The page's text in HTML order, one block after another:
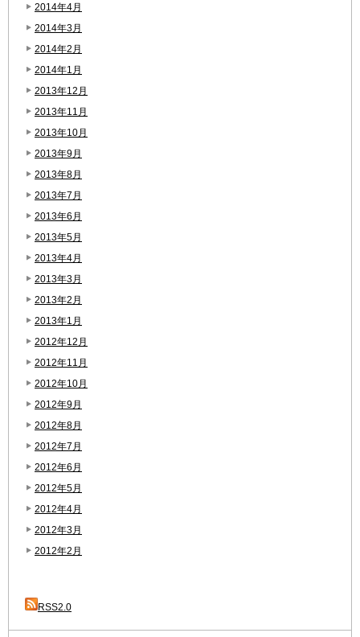
2014年4月
2014年3月
2014年2月
2014年1月
2013年12月
2013年11月
2013年10月
2013年9月
2013年8月
2013年7月
2013年6月
2013年5月
2013年4月
2013年3月
2013年2月
2013年1月
2012年12月
2012年11月
2012年10月
2012年9月
2012年8月
2012年7月
2012年6月
2012年5月
2012年4月
2012年3月
2012年2月
RSS2.0